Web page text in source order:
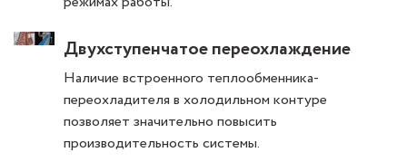
Двухступенчатое переохлаждение
Наличие встроенного теплообменника-
переохладителя в холодильном контуре
позволяет значительно повысить
производительность системы.